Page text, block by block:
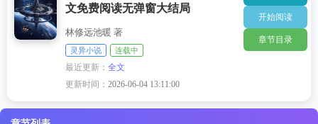
文免费阅读无弹窗大结局
林修远池暖 著
灵异小说 连载中
最近更新：全文
更新时间：2026-06-04 13:11:00
开始阅读
章节目录